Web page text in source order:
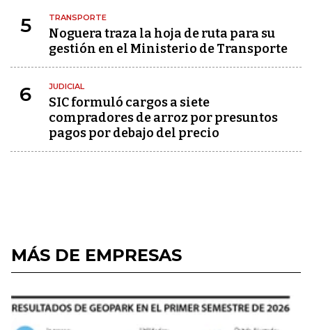
5 TRANSPORTE
Noguera traza la hoja de ruta para su
gestión en el Ministerio de Transporte
6 JUDICIAL
SIC formuló cargos a siete
compradores de arroz por presuntos
pagos por debajo del precio
MÁS DE EMPRESAS